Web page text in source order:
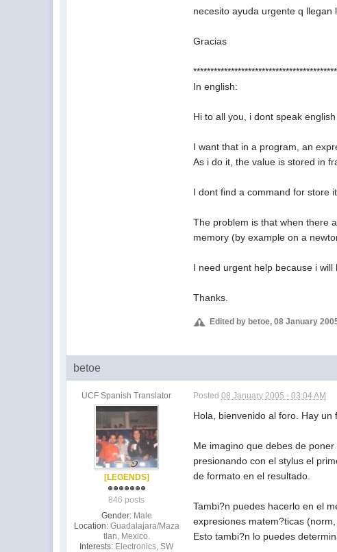
necesito ayuda urgente q
Gracias
In english:
Hi to all you, i dont speak
I want that in a program, an
As i do it, the value is stored in
I dont find a command for store
The problem is that when there
memory (by example on a
I need urgent help because i
Thanks.
Edited by betoe, 08 January
betoe
UCF Spanish Translator
[LEGENDS]
846 posts
Gender: Male
Location: Guadalajara/Maza
tlan, Mexico.
Interests: Electronics, SW
Posted08 January 2005 - 03:04 AM
Hola, bienvenido al foro. Hay
Me imagino que debes de
presionando con el stylus el
de formato en el resultado.
Tambi?n puedes hacerlo en el
expresiones matem?ticas (norm,
Esto tambi?n lo puedes